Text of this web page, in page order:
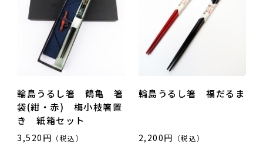
輪島うるし箸 鶴亀 箸
袋(紺・赤) 梅小枝箸置
き 紙箱セット
3,520円 （税込）
輪島うるし箸 福だるま
2,200円 （税込）